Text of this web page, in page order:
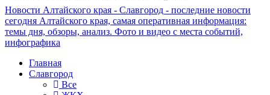
Новости Алтайского края - Славгород - последние новости
сегодня Алтайского края, самая оперативная информация:
темы дня, обзоры, анализ. Фото и видео с места событий,
инфографика
Главная
Славгород
Все